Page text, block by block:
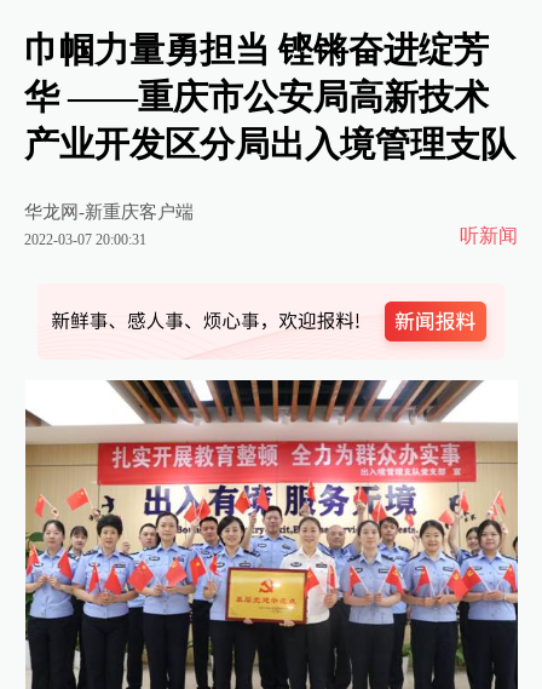
巾帼力量勇担当 铿锵奋进绽芳
华 ——重庆市公安局高新技术
产业开发区分局出入境管理支队
华龙网-新重庆客户端
2022-03-07 20:00:31 听新闻